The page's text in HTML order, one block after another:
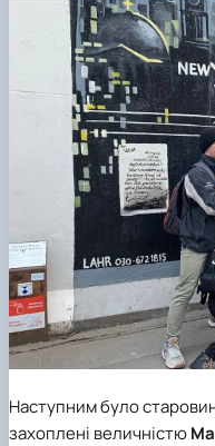
Наступним було
захоплені величністю